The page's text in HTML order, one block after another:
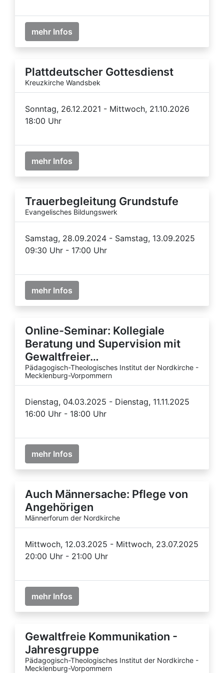
mehr Infos
Plattdeutscher Gottesdienst
Kreuzkirche Wandsbek
Sonntag, 26.12.2021 - Mittwoch, 21.10.2026
18:00 Uhr
mehr Infos
Trauerbegleitung Grundstufe
Evangelisches Bildungswerk
Samstag, 28.09.2024 - Samstag, 13.09.2025
09:30 Uhr - 17:00 Uhr
mehr Infos
Online-Seminar: Kollegiale
Beratung und Supervision mit
Gewaltfreier…
Pädagogisch-Theologisches Institut der Nordkirche -
Mecklenburg-Vorpommern
Dienstag, 04.03.2025 - Dienstag, 11.11.2025
16:00 Uhr - 18:00 Uhr
mehr Infos
Auch Männersache: Pflege von
Angehörigen
Männerforum der Nordkirche
Mittwoch, 12.03.2025 - Mittwoch, 23.07.2025
20:00 Uhr - 21:00 Uhr
mehr Infos
Gewaltfreie Kommunikation -
Jahresgruppe
Pädagogisch-Theologisches Institut der Nordkirche -
Mecklenburg-Vorpommern